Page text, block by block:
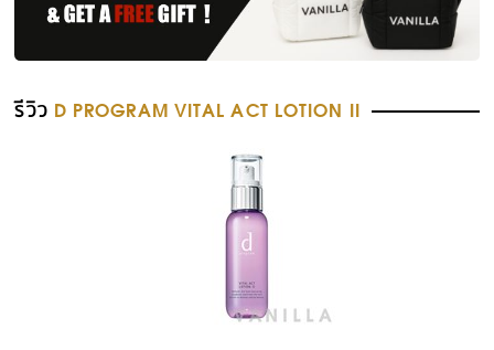
รีวิว D PROGRAM VITAL ACT LOTION II